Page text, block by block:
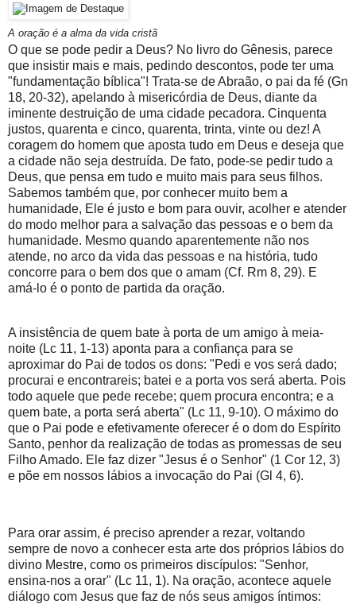
A oração é a alma da vida cristã
O que se pode pedir a Deus? No livro do Gênesis, parece
que insistir mais e mais, pedindo descontos, pode ter uma
"fundamentação bíblica"! Trata-se de Abraão, o pai da fé (Gn
18, 20-32), apelando à misericórdia de Deus, diante da
iminente destruição de uma cidade pecadora. Cinquenta
justos, quarenta e cinco, quarenta, trinta, vinte ou dez! A
coragem do homem que aposta tudo em Deus e deseja que
a cidade não seja destruída. De fato, pode-se pedir tudo a
Deus, que pensa em tudo e muito mais para seus filhos.
Sabemos também que, por conhecer muito bem a
humanidade, Ele é justo e bom para ouvir, acolher e atender
do modo melhor para a salvação das pessoas e o bem da
humanidade. Mesmo quando aparentemente não nos
atende, no arco da vida das pessoas e na história, tudo
concorre para o bem dos que o amam (Cf. Rm 8, 29). E
amá-lo é o ponto de partida da oração.
A insistência de quem bate à porta de um amigo à meia-
noite (Lc 11, 1-13) aponta para a confiança para se
aproximar do Pai de todos os dons: "Pedi e vos será dado;
procurai e encontrareis; batei e a porta vos será aberta. Pois
todo aquele que pede recebe; quem procura encontra; e a
quem bate, a porta será aberta" (Lc 11, 9-10). O máximo do
que o Pai pode e efetivamente oferecer é o dom do Espírito
Santo, penhor da realização de todas as promessas de seu
Filho Amado. Ele faz dizer "Jesus é o Senhor" (1 Cor 12, 3)
e põe em nossos lábios a invocação do Pai (Gl 4, 6).
Para orar assim, é preciso aprender a rezar, voltando
sempre de novo a conhecer esta arte dos próprios lábios do
divino Mestre, como os primeiros discípulos: "Senhor,
ensina-nos a orar" (Lc 11, 1). Na oração, acontece aquele
diálogo com Jesus que faz de nós seus amigos íntimos: